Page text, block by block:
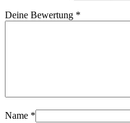
Deine Bewertung *
Name *